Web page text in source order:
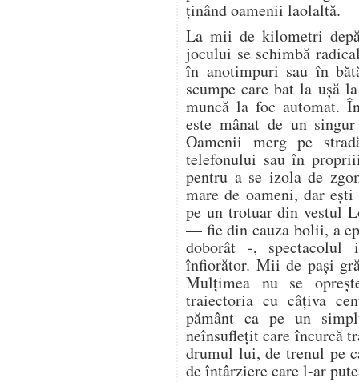
ținând oamenii laolaltă.
La mii de kilometri
jocului se schimbă
în anotimpuri sau în
scumpe care bat la ușă
muncă la foc automat.
este mânat de un
Oamenii merg pe
telefonului sau în
pentru a se izola de
mare de oameni, dar
pe un trotuar din vestul
— fie din cauza bolii, a
doborât -, spectacolul
înfiorător. Mii de pași
Mulțimea nu se
traiectoria cu câțiva
pământ ca pe un
neînsuflețit care încurcă
drumul lui, de trenul pe
de întârziere care l-ar